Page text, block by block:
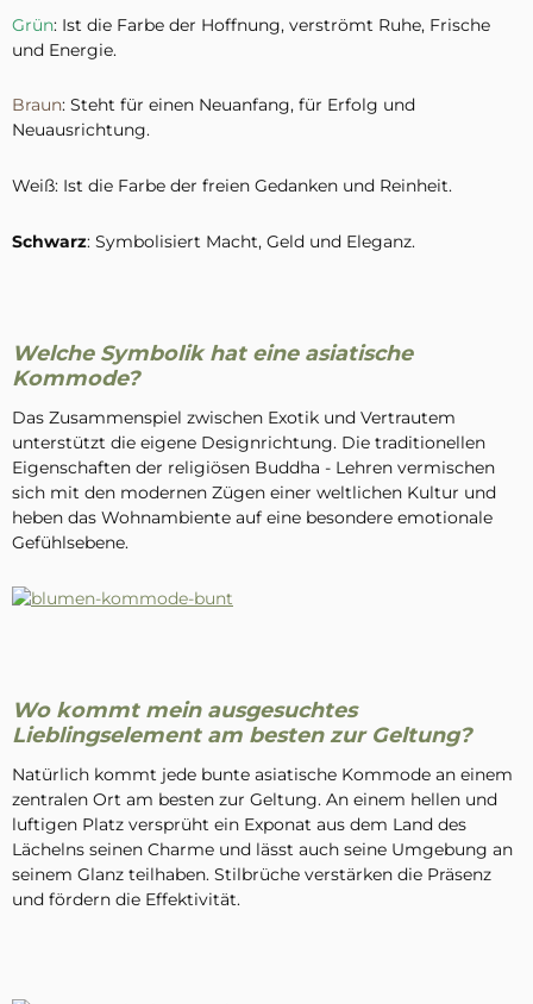
Grün: Ist die Farbe der Hoffnung, verströmt Ruhe, Frische
und Energie.
Braun: Steht für einen Neuanfang, für Erfolg und
Neuausrichtung.
Weiß: Ist die Farbe der freien Gedanken und Reinheit.
Schwarz: Symbolisiert Macht, Geld und Eleganz.
Welche Symbolik hat eine asiatische
Kommode?
Das Zusammenspiel zwischen Exotik und Vertrautem
unterstützt die eigene Designrichtung. Die traditionellen
Eigenschaften der religiösen Buddha - Lehren vermischen
sich mit den modernen Zügen einer weltlichen Kultur und
heben das Wohnambiente auf eine besondere emotionale
Gefühlsebene.
Wo kommt mein ausgesuchtes
Lieblingselement am besten zur Geltung?
Natürlich kommt jede bunte asiatische Kommode an einem
zentralen Ort am besten zur Geltung. An einem hellen und
luftigen Platz versprüht ein Exponat aus dem Land des
Lächelns seinen Charme und lässt auch seine Umgebung an
seinem Glanz teilhaben. Stilbrüche verstärken die Präsenz
und fördern die Effektivität.